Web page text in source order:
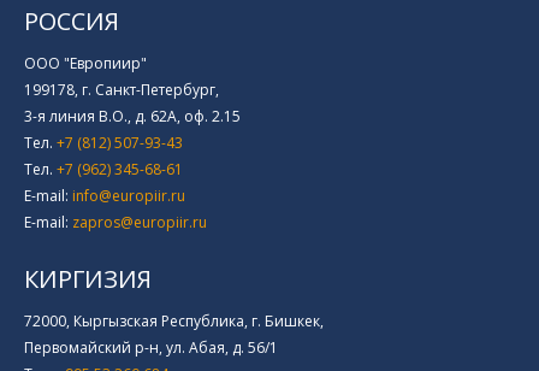
РОССИЯ
ООО "Европиир"
199178, г. Санкт-Петербург,
3-я линия В.О., д. 62А, оф. 2.15
Тел. +7 (812) 507-93-43
Тел. +7 (962) 345-68-61
E-mail: info@europiir.ru
E-mail: zapros@europiir.ru
КИРГИЗИЯ
72000, Кыргызская Республика, г. Бишкек,
Первомайский р-н, ул. Абая, д. 56/1